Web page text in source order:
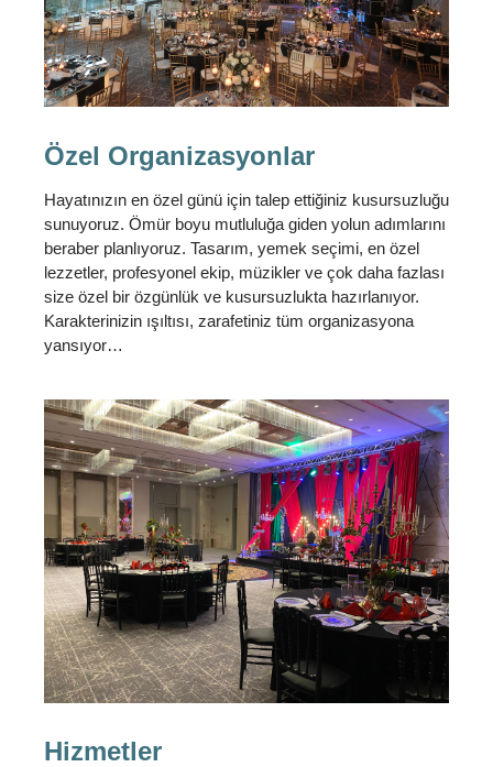
Özel Organizasyonlar
Hayatınızın en özel günü için talep ettiğiniz kusursuzluğu
sunuyoruz. Ömür boyu mutluluğa giden yolun adımlarını
beraber planlıyoruz. Tasarım, yemek seçimi, en özel
lezzetler, profesyonel ekip, müzikler ve çok daha fazlası
size özel bir özgünlük ve kusursuzlukta hazırlanıyor.
Karakterinizin ışıltısı, zarafetiniz tüm organizasyona
yansıyor…
Hizmetler